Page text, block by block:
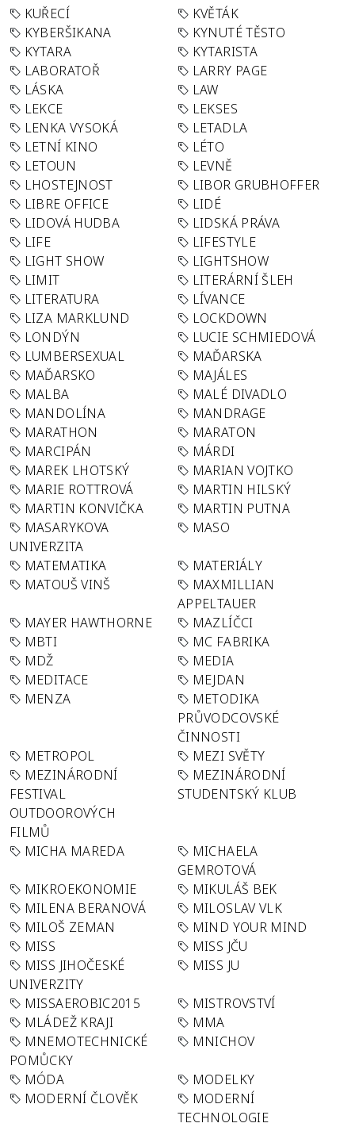
KUŘECÍ
KVĚTÁK
KYBERŠIKANA
KYNUTÉ TĚSTO
KYTARA
KYTARISTA
LABORATOŘ
LARRY PAGE
LÁSKA
LAW
LEKCE
LEKSES
LENKA VYSOKÁ
LETADLA
LETNÍ KINO
LÉTO
LETOUN
LEVNĚ
LHOSTEJNOST
LIBOR GRUBHOFFER
LIBRE OFFICE
LIDÉ
LIDOVÁ HUDBA
LIDSKÁ PRÁVA
LIFE
LIFESTYLE
LIGHT SHOW
LIGHTSHOW
LIMIT
LITERÁRNÍ ŠLEH
LITERATURA
LÍVANCE
LIZA MARKLUND
LOCKDOWN
LONDÝN
LUCIE SCHMIEDOVÁ
LUMBERSEXUAL
MAĎARSKA
MAĎARSKO
MAJÁLES
MALBA
MALÉ DIVADLO
MANDOLÍNA
MANDRAGE
MARATHON
MARATON
MARCIPÁN
MÁRDI
MAREK LHOTSKÝ
MARIAN VOJTKO
MARIE ROTTROVÁ
MARTIN HILSKÝ
MARTIN KONVIČKA
MARTIN PUTNA
MASARYKOVA
UNIVERZITA
MASO
MATEMATIKA
MATERIÁLY
MATOUŠ VINŠ
MAXMILLIAN
APPELTAUER
MAYER HAWTHORNE
MAZLÍČCI
MBTI
MC FABRIKA
MDŽ
MEDIA
MEDITACE
MEJDAN
MENZA
METODIKA
PRŮVODCOVSKÉ
ČINNOSTI
METROPOL
MEZI SVĚTY
MEZINÁRODNÍ
FESTIVAL
OUTDOOROVÝCH
FILMŮ
MEZINÁRODNÍ
STUDENTSKÝ KLUB
MICHA MAREDA
MICHAELA
GEMROTOVÁ
MIKROEKONOMIE
MIKULÁŠ BEK
MILENA BERANOVÁ
MILOSLAV VLK
MILOŠ ZEMAN
MIND YOUR MIND
MISS
MISS JČU
MISS JIHOČESKÉ
UNIVERZITY
MISS JU
MISSAEROBIC2015
MISTROVSTVÍ
MLÁDEŽ KRAJI
MMA
MNEMOTECHNICKÉ
POMŮCKY
MNICHOV
MÓDA
MODELKY
MODERNÍ ČLOVĚK
MODERNÍ
TECHNOLOGIE